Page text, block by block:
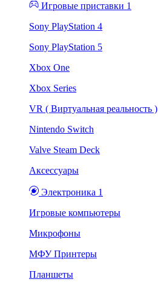
Игровые приставки 1
Sony PlayStation 4
Sony PlayStation 5
Xbox One
Xbox Series
VR ( Виртуальная реальность )
Nintendo Switch
Valve Steam Deck
Аксессуары
Электроника 1
Игровые компьютеры
Микрофоны
МФУ Принтеры
Планшеты